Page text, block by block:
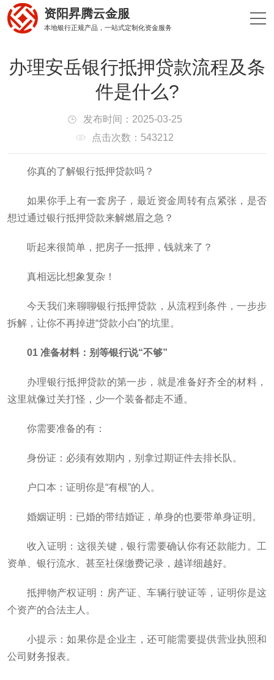
资阳昇腾云金服
本地银行正规产品，一站式定制化资金服务
办理安岳银行抵押贷款流程及条
件是什么?
发布时间：2025-03-25
点击次数：543212
你真的了解银行抵押贷款吗？
如果你手上有一套房子，最近资金周转有点紧张，是否
想过通过银行抵押贷款来解燃眉之急？
听起来很简单，把房子一抵押，钱就来了？
真相远比想象复杂！
今天我们来聊聊银行抵押贷款，从流程到条件，一步步
拆解，让你不再掉进“贷款小白”的坑里。
01 准备材料：别等银行说“不够”
办理银行抵押贷款的第一步，就是准备好齐全的材料，
这里就像过关打怪，少一个装备都走不通。
你需要准备的有：
身份证：必须有效期内，别拿过期证件去排长队。
户口本：证明你是“有根”的人。
婚姻证明：已婚的带结婚证，单身的也要带单身证明。
收入证明：这很关键，银行需要确认你有还款能力。工
资单、银行流水、甚至社保缴费记录，越详细越好。
抵押物产权证明：房产证、车辆行驶证等，证明你是这
个资产的合法主人。
小提示：如果你是企业主，还可能需要提供营业执照和
公司财务报表。